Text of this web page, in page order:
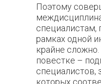
Поэтому
рамках одной
крайне
повестке –
специалистов,
которых